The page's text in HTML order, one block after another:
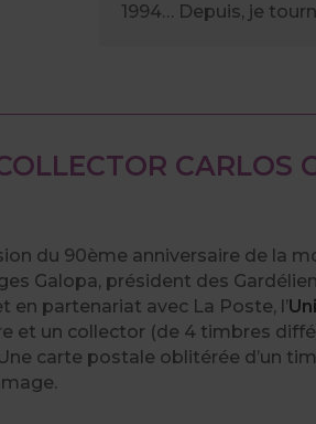
1994… Depuis, je
CARLOS
du 90ème anniversaire de la
Galopa, président des
en partenariat avec La Poste, l’
et un collector (de 4 timbres
carte postale oblitérée d’un